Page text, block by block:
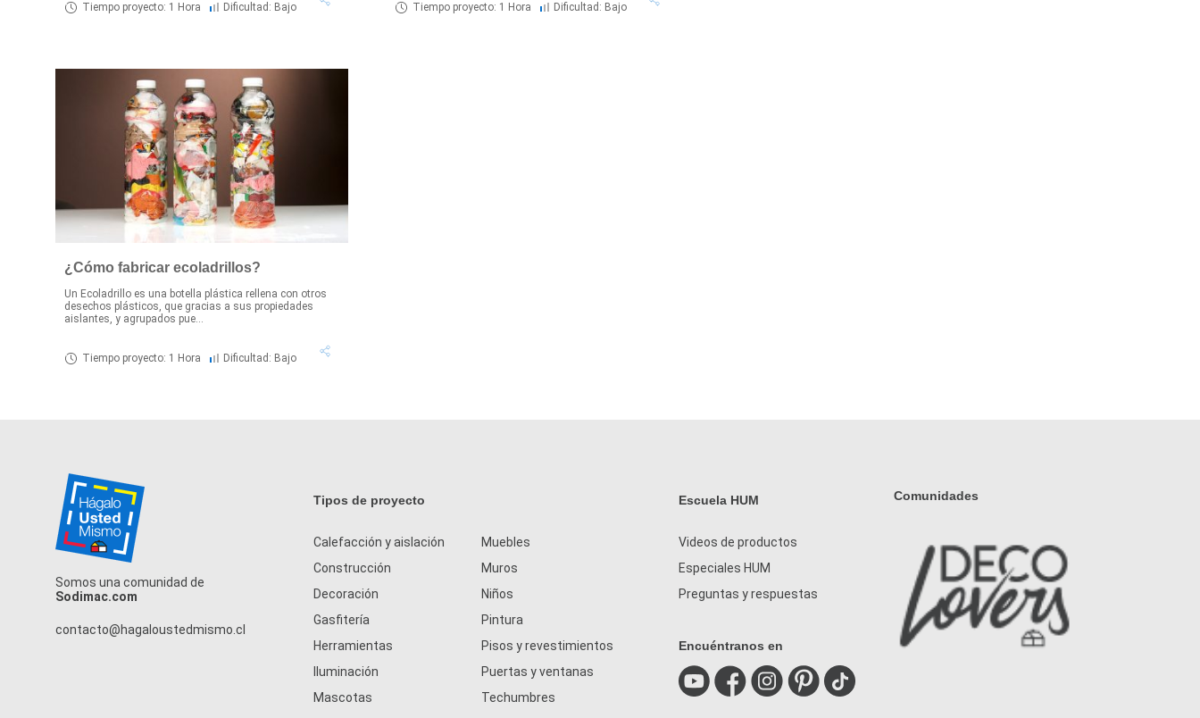
Tiempo proyecto: 1 Hora Dificultad: Bajo Tiempo proyecto: 1 Hora Dificultad: Bajo
¿Cómo fabricar ecoladrillos?
Un Ecoladrillo es una botella plástica rellena con otros
desechos plásticos, que gracias a sus propiedades
aislantes, y agrupados pue...
Tiempo proyecto: 1 Hora Dificultad: Bajo
Somos una comunidad de
Sodimac.com
contacto@hagaloustedmismo.cl
Tipos de proyecto
Calefacción y aislación
Construcción
Decoración
Gasfitería
Herramientas
Iluminación
Mascotas
Muebles
Muros
Niños
Pintura
Pisos y revestimientos
Puertas y ventanas
Techumbres
Escuela HUM
Videos de productos
Especiales HUM
Preguntas y respuestas
Encuéntranos en
Comunidades